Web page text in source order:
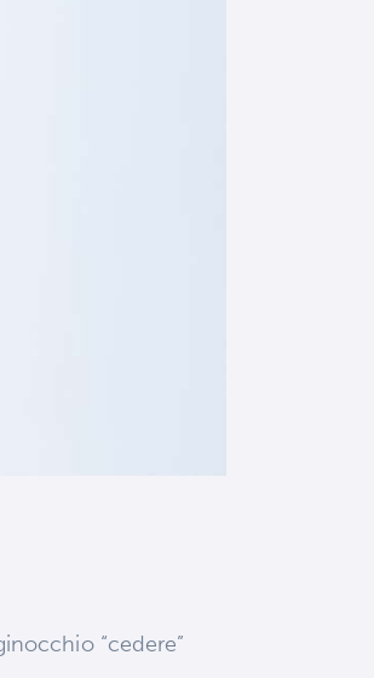
“cedere”